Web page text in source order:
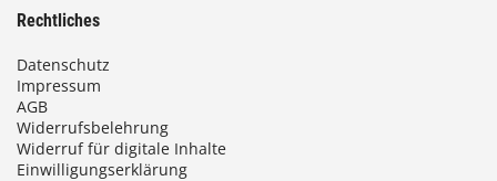
Rechtliches
Datenschutz
Impressum
AGB
Widerrufsbelehrung
Widerruf für digitale Inhalte
Einwilligungserklärung